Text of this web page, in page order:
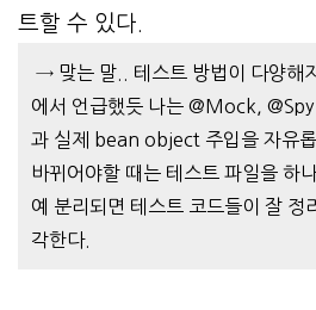
트할 수 있다.
→ 맞는 말.. 테스트 방법이 다양해
에서 언급했듯 나는 @Mock,
과 실제 bean object 주입을 자유롭
바뀌어야할 때는 테스트 파일을 하
예 분리되면 테스트 코드들이 잘 정
각한다.